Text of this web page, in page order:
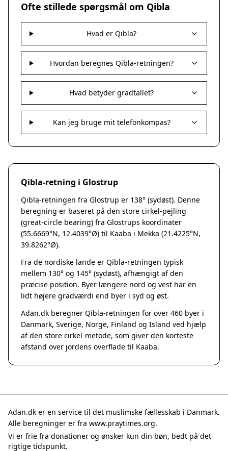
Nykøbing Sjælland
Præstø
Sorø
Stege
Svendstrup
Vordingborg
Assens
Bogense
Faaborg
Kerteminde
Middelfart
Munkebo
Ringe
Rudkøbing
Ebeltoft
Galten
Grenaa
Hedensted
Hinnerup
Hobro
Mariager
Odder
Purhus
Rønde
Tranbjerg
Trustrup
Billund
Ofte stillede spørgsmål om Qibla
Hvad er Qibla?
Hvordan beregnes Qibla-retningen?
Hvad betyder gradtallet?
Kan jeg bruge mit telefonkompas?
Qibla-retning i Glostrup
Qibla-retningen fra Glostrup er 138° (sydøst). Denne
beregning er baseret på den store cirkel-pejling
(great-circle bearing) fra Glostrups koordinater
(55.6669°N, 12.4039°Ø) til Kaaba i Mekka (21.4225°N,
39.8262°Ø).
Fra de nordiske lande er Qibla-retningen typisk
mellem 130° og 145° (sydøst), afhængigt af den
præcise position. Byer længere nord og vest har en
lidt højere gradværdi end byer i syd og øst.
Adan.dk beregner Qibla-retningen for over 460 byer i
Danmark, Sverige, Norge, Finland og Island ved hjælp
af den store cirkel-metode, som giver den korteste
afstand over jordens overflade til Kaaba.
Adan.dk er en service til det muslimske fællesskab i Danmark.
Alle beregninger er fra www.praytimes.org.
Vi er frie fra donationer og ønsker kun din bøn, bedt på det
rigtige tidspunkt.